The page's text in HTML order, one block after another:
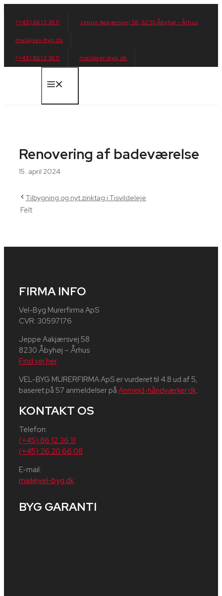
(+45) 86 12 36 11 Jeppe Aakjærsvej 58, 8230 Åbyhøj - Århus
mail@vel-byg.dk
(+45) 86 12 36 11 mail@vel-byg.dk
Renovering af badeværelse
15. april 2024
Tilbygning og nyt zinktag i Tisvildeleje
Felt
FIRMA INFO
Vel-Byg Murerfirma ApS
CVR: 30597176
Jeppe Aakjærsvej 58​
8230 Åbyhøj – Århus
Find vej her
VEL-BYG MURERFIRMA ApS er vurderet til 4.8 ud af 5,
baseret på 57 anmeldelser på Anmeld-håndværker.dk​.
KONTAKT OS
Telefon:
(+45) 86 12 36 11
(+45) 26 20 66 08
E-mail:
mail@vel-byg.dk​
BYG GARANTI​